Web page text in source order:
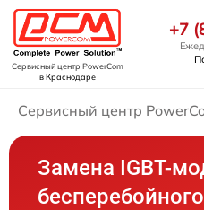
Сервисный центр PowerCom
в Краснодаре
+7
Сервисный центр
Замена IGBT-